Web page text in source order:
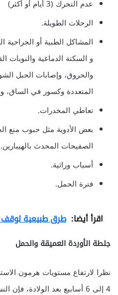
عدم التحرك (3 أيام أو أكثر)
الرحلات الطويلة.
المشاكل الطبية أو الجراحية
و السكتة الدماغية والنوبات
والحروق، وإصابات الحبل
المتعددة وكسور في الساق،
تعاطي المخدرات.
بعض الأدوية مثل حبوب منع
الصفيحات المحدث بالهيبارين.
أسباب وراثية.
فترة الحمل.
اقرأ أيضا: طرق طبيعية لوقف
جلطة الأوردة العميقة والحمل
نظرا لارتفاع مستويات هرمون
4 إلى 6 أسابيع بعد الولادة،